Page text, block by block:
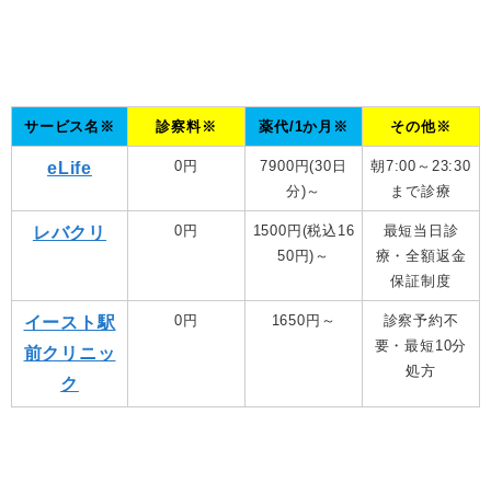
サービス名※ 診察料※ 薬代/1か月※ その他※
eLife 0円
7900円(30日
分)～
朝7:00～23:30
まで診療
レバクリ 0円
1500円(税込16
50円)～
最短当日診
療・全額返金
保証制度
イースト駅
前クリニッ
ク
0円 1650円～
診察予約不
要・最短10分
処方